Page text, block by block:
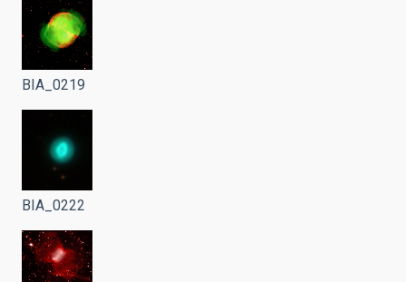
BIA_0219
BIA_0222